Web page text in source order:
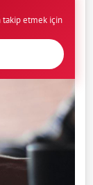
takip etmek için